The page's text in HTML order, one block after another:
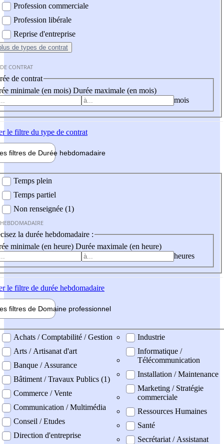
Profession commerciale
Profession libérale
Reprise d'entreprise
de types de contrat
CONTRAT
de contrat
minimale (en mois) Durée maximale (en mois)
mois
le filtre du type de contrat
filtres de Durée hebdomadaire
Temps plein
Temps partiel
Non renseignée (1)
la durée hebdomadaire :
minimale (en heure) Durée maximale (en heure)
heures
le filtre de durée hebdomadaire
filtres de Domaine professionnel
professionel
Achats / Comptabilité / Gestion
Arts / Artisanat d'art
Banque / Assurance
Bâtiment / Travaux Publics (1)
Commerce / Vente
Communication / Multimédia
Conseil / Etudes
Direction d'entreprise
Industrie
Informatique /
Télécommunication
Installation / Maintenance
Marketing / Stratégie
commerciale
Ressources Humaines
Santé
Secrétariat / Assistanat